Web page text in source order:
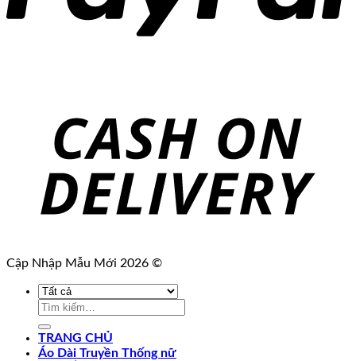
Cập Nhập Mẫu Mới 2026 ©
Tìm
TRANG CHỦ
Áo Dài Truyền Thống nữ